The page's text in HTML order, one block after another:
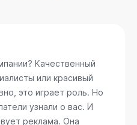
Качественный
или красивый
это играет роль. Но
узнали о вас. И
реклама. Она